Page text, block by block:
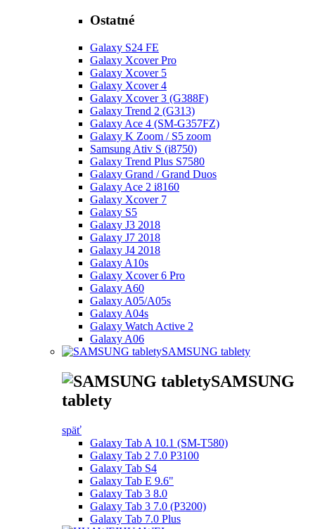
Ostatné
Galaxy S24 FE
Galaxy Xcover Pro
Galaxy Xcover 5
Galaxy Xcover 4
Galaxy Xcover 3 (G388F)
Galaxy Trend 2 (G313)
Galaxy Ace 4 (SM-G357FZ)
Galaxy K Zoom / S5 zoom
Samsung Ativ S (i8750)
Galaxy Trend Plus S7580
Galaxy Grand / Grand Duos
Galaxy Ace 2 i8160
Galaxy Xcover 7
Galaxy S5
Galaxy J3 2018
Galaxy J7 2018
Galaxy J4 2018
Galaxy A10s
Galaxy Xcover 6 Pro
Galaxy A60
Galaxy A05/A05s
Galaxy A04s
Galaxy Watch Active 2
Galaxy A06
SAMSUNG tablety
SAMSUNG
tablety
späť
Galaxy Tab A 10.1 (SM-T580)
Galaxy Tab 2 7.0 P3100
Galaxy Tab S4
Galaxy Tab E 9.6"
Galaxy Tab 3 8.0
Galaxy Tab 3 7.0 (P3200)
Galaxy Tab 7.0 Plus